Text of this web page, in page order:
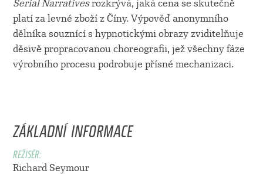
Serial Narrativesrozkrývá, jaká cena se skutečně
platí za levné zboží z Číny. Výpověď anonymního
dělníka souznící s hypnotickými obrazy zviditelňuje
děsivě propracovanou choreografii, jež všechny fáze
výrobního procesu podrobuje přísné mechanizaci.
ZÁKLADNÍ INFORMACE
REŽISÉR:
Richard Seymour